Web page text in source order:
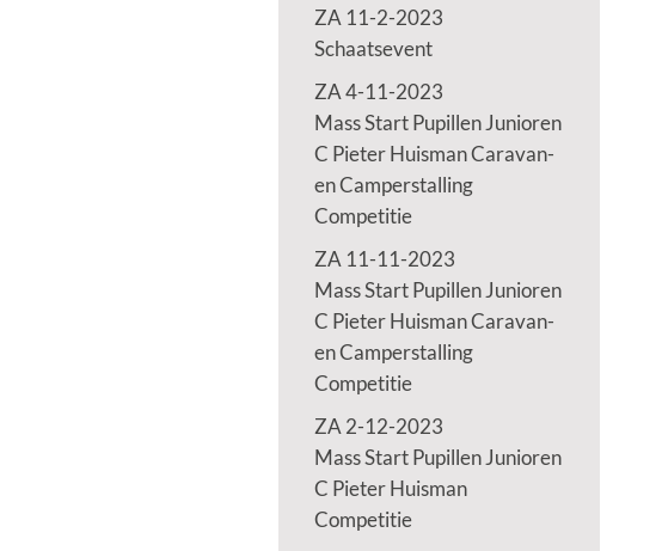
ZA 11-2-2023
Schaatsevent
ZA 4-11-2023
Mass Start Pupillen Junioren
C Pieter Huisman Caravan-
en Camperstalling
Competitie
ZA 11-11-2023
Mass Start Pupillen Junioren
C Pieter Huisman Caravan-
en Camperstalling
Competitie
ZA 2-12-2023
Mass Start Pupillen Junioren
C Pieter Huisman
Competitie